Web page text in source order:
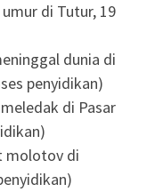
di Tutur, 19
dunia di
penyidikan)
di Pasar
molotov di